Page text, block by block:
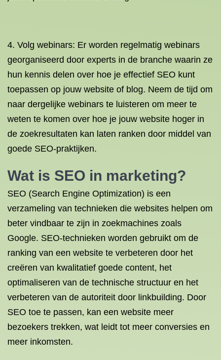
4. Volg webinars: Er worden regelmatig webinars
georganiseerd door experts in de branche waarin ze
hun kennis delen over hoe je effectief SEO kunt
toepassen op jouw website of blog. Neem de tijd om
naar dergelijke webinars te luisteren om meer te
weten te komen over hoe je jouw website hoger in
de zoekresultaten kan laten ranken door middel van
goede SEO-praktijken.
Wat is SEO in marketing?
SEO (Search Engine Optimization) is een
verzameling van technieken die websites helpen om
beter vindbaar te zijn in zoekmachines zoals
Google. SEO-technieken worden gebruikt om de
ranking van een website te verbeteren door het
creëren van kwalitatief goede content, het
optimaliseren van de technische structuur en het
verbeteren van de autoriteit door linkbuilding. Door
SEO toe te passen, kan een website meer
bezoekers trekken, wat leidt tot meer conversies en
meer inkomsten.